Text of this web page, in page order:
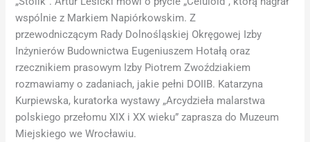
wspólnie z Markiem Napiórkowskim. Z
przewodniczącym Rady Dolnośląskiej Okręgowej Izby
Inżynierów Budownictwa Eugeniuszem Hotałą oraz
rzecznikiem prasowym Izby Piotrem Zwoździakiem
rozmawiamy o zadaniach, jakie pełni DOIIB. Katarzyna
Kurpiewska, kuratorka wystawy „Arcydzieła malarstwa
polskiego przełomu XIX i XX wieku” zaprasza do Muzeum
Miejskiego we Wrocławiu.